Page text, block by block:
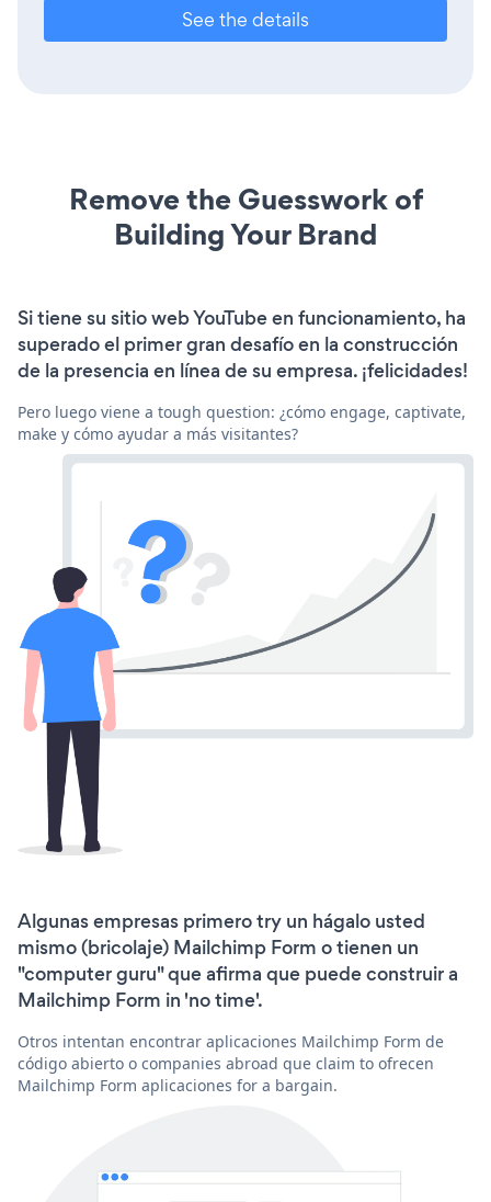
See the details
Remove the Guesswork of
Building Your Brand
Si tiene su sitio web YouTube en funcionamiento, ha
superado el primer gran desafío en la construcción
de la presencia en línea de su empresa. ¡felicidades!
Pero luego viene a tough question: ¿cómo engage, captivate,
make y cómo ayudar a más visitantes?
Algunas empresas primero try un hágalo usted
mismo (bricolaje) Mailchimp Form o tienen un
"computer guru" que afirma que puede construir a
Mailchimp Form in 'no time'.
Otros intentan encontrar aplicaciones Mailchimp Form de
código abierto o companies abroad que claim to ofrecen
Mailchimp Form aplicaciones for a bargain.